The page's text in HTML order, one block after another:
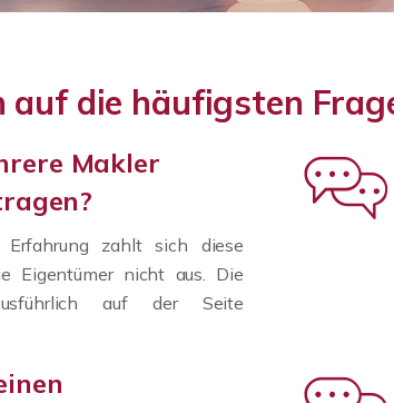
die häufigsten
Makler
Erfahrung zahlt sich diese
Eigentümer nicht aus. Die
auf der Seite